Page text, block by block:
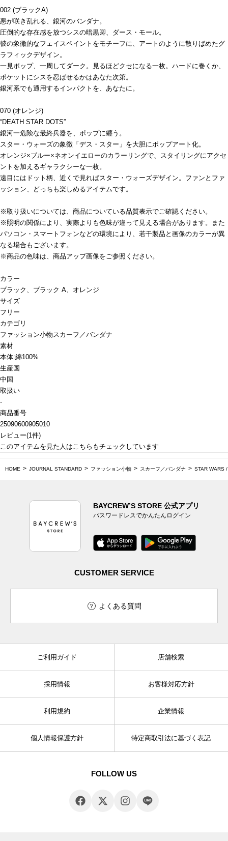
002 (ブラックA)
悪が咲き乱れる、銀河のバンダナ。
圧倒的な存在感を放つシスの暗黒卿、ダース・モール。
彼の象徴的なフェイスペイントをモチーフに、アートのように散りばめたグ
ラフィックデザイン。
一見ポップ、一周してダーク。見るほどクセになる一枚。ハードに巻くか、
ポケットにシスを忍ばせるかはあなた次第。
銀河系でも通用するインパクトを、あなたに。
070 (オレンジ)
“DEATH STAR DOTS”
銀河一危険な最終兵器を、ポップに纏う。
スター・ウォーズの象徴「デス・スター」を大胆にポップアート化。
オレンジ×ブルー×ネオンイエローのカラーリングで、スタイリングにアクセ
ントを加えるギャラクシーな一枚。
遠目にはドット柄、近くで見ればスター・ウォーズデザイン。ファンとファ
ッション、どっちも楽しめるアイテムです。
※取り扱いについては、商品についている品質表示でご確認ください。
※照明の関係により、実際よりも色味が違って見える場合があります。また
パソコン・スマートフォンなどの環境により、若干製品と画像のカラーが異
なる場合もございます。
※商品の色味は、商品アップ画像をご参照ください。
カラー
ブラック、ブラック A、オレンジ
サイズ
フリー
カテゴリ
ファッション小物スカーフ／バンダナ
素材
本体:綿100%
生産国
中国
取扱い
-
商品番号
25090600905010
レビュー(1件)
このアイテムを見た人はこちらもチェックしています
HOME JOURNAL STANDARD ファッション小物 スカーフ／バンダナ STAR WARS
BAYCREW’S STORE 公式アプリ
パスワードレスでかんたんログイン
CUSTOMER SERVICE
よくある質問
ご利用ガイド 店舗検索
採用情報 お客様対応方針
利用規約 企業情報
個人情報保護方針 特定商取引法に基づく表記
FOLLOW US